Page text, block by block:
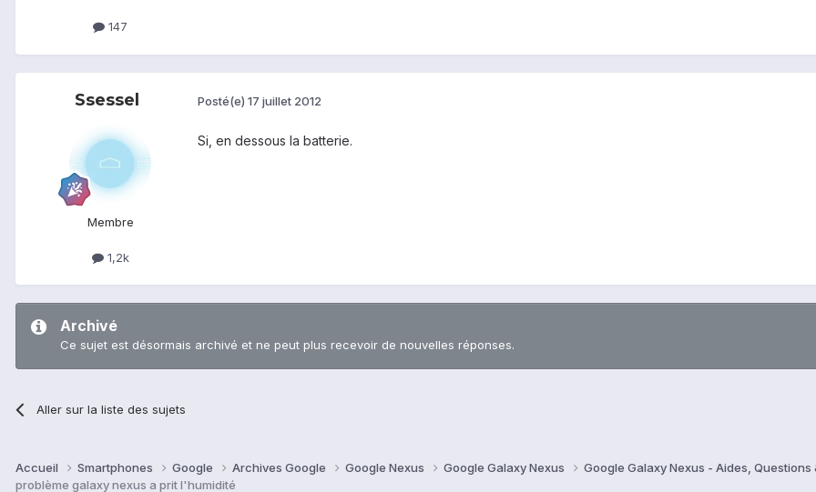
147
Ssessel
Membre
1,2k
Posté(e) 17 juillet 2012
Si, en dessous la batterie.
Archivé
Ce sujet est désormais archivé et ne peut plus recevoir de nouvelles réponses.
Aller sur la liste des sujets
Accueil Smartphones Google Archives Google Google Nexus Google Galaxy Nexus
Google Galaxy Nexus - Aides, Questions
problème galaxy nexus a prit l'humidité